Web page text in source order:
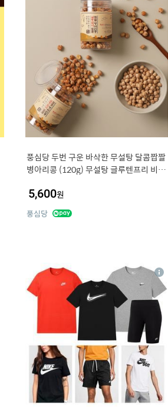
풍심당 두번 구운 바삭한 무설탕 달콤짭짤
병아리콩 (120g) 무설탕 글루텐프리 비건
5,600원
풍심당
11
상
세